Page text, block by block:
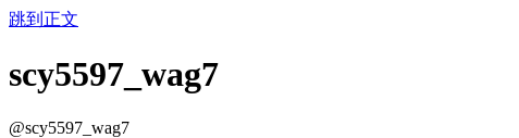
跳到正文
scy5597_wag7
@scy5597_wag7